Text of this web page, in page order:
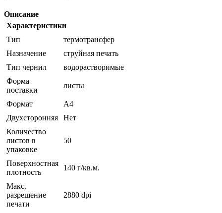
Описание
Характеристики
Тип
термотрансфер
Назначение
струйная печать
Тип чернил
водорастворимые
Форма
поставки
листы
Формат
A4
Двухсторонняя
Нет
Количество
листов в
упаковке
50
Поверхностная
плотность
140 г/кв.м.
Макс.
разрешение
печати
2880 dpi